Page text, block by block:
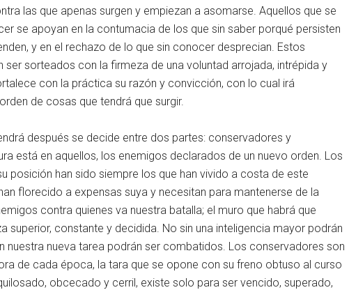
las que apenas surgen y empiezan a asomarse. Aquellos que se
se apoyan en la contumacia de los que sin saber porqué persisten
y en el rechazo de lo que sin conocer desprecian. Estos
ser sorteados con la firmeza de una voluntad arrojada, intrépida y
con la práctica su razón y convicción, con lo cual irá
de cosas que tendrá que surgir.
después se decide entre dos partes: conservadores y
está en aquellos, los enemigos declarados de un nuevo orden. Los
posición han sido siempre los que han vivido a costa de este
florecido a expensas suya y necesitan para mantenerse de la
contra quienes va nuestra batalla; el muro que habrá que
superior, constante y decidida. No sin una inteligencia mayor podrán
nuestra nueva tarea podrán ser combatidos. Los conservadores son
de cada época, la tara que se opone con su freno obtuso al curso
obcecado y cerril, existe solo para ser vencido, superado,